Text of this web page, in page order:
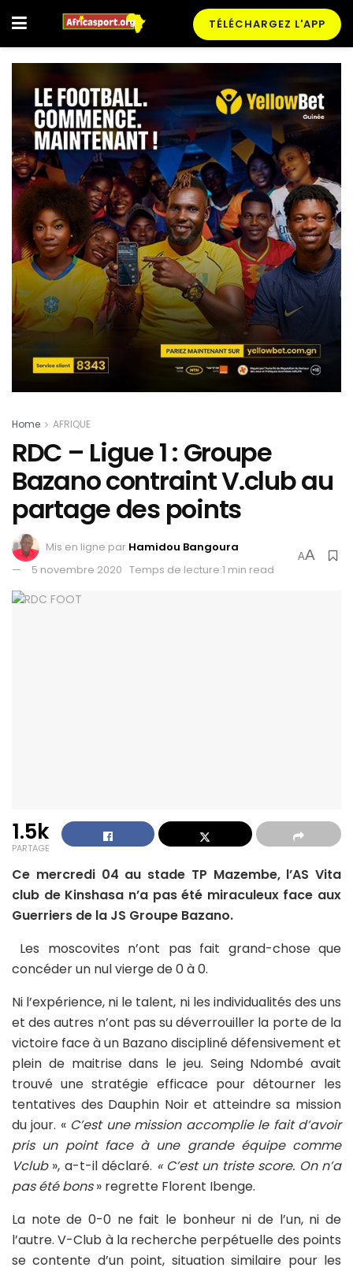
TÉLÉCHARGEZ L'APP
Home AFRIQUE
RDC – Ligue 1 : Groupe
Bazano contraint V.club au
partage des points
Mis en ligne par Hamidou Bangoura
5 novembre 2020 Temps de lecture:1 min read
AA
1.5k
PARTAGE
Ce mercredi 04 au stade TP Mazembe, l’AS Vita
club de Kinshasa n’a pas été miraculeux face aux
Guerriers de la JS Groupe Bazano.
Les moscovites n’ont pas fait grand-chose que
concéder un nul vierge de 0 à 0.
Ni l’expérience, ni le talent, ni les individualités des uns
et des autres n’ont pas su déverrouiller la porte de la
victoire face à un Bazano discipliné défensivement et
plein de maitrise dans le jeu. Seing Ndombé avait
trouvé une stratégie efficace pour détourner les
tentatives des Dauphin Noir et atteindre sa mission
du jour. « C’est une mission accomplie le fait d’avoir
pris un point face à une grande équipe comme
Vclub », a-t-il déclaré. « C’est un triste score. On n’a
pas été bons» regrette Florent Ibenge.
La note de 0-0 ne fait le bonheur ni de l’un, ni de
l’autre. V-Club à la recherche perpétuelle des points
se contente d’un point, situation similaire pour les